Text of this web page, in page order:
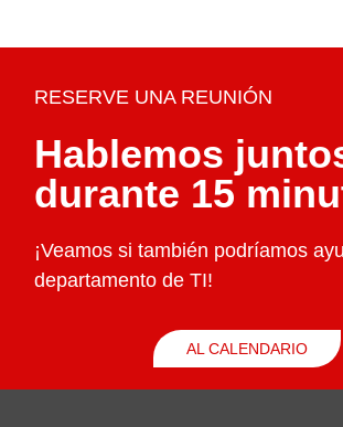
RESERVE UNA REUNIÓN
Hablemos
durante 15
¡Veamos si también podríamos
departamento de TI!
AL CALENDARIO